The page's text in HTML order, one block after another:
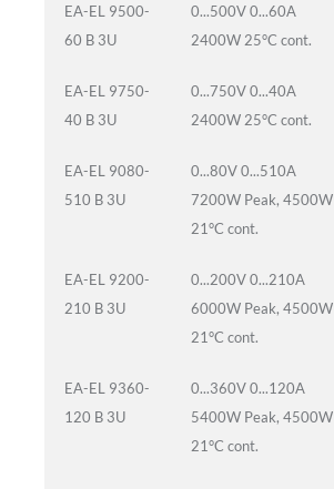
EA-EL 9500-
60 B 3U
0...500V 0...60A
2400W 25°C cont.
EA-EL 9750-
40 B 3U
0...750V 0...40A
2400W 25°C cont.
EA-EL 9080-
510 B 3U
0...80V 0...510A
7200W Peak, 4500W
21°C cont.
EA-EL 9200-
210 B 3U
0...200V 0...210A
6000W Peak, 4500W
21°C cont.
EA-EL 9360-
120 B 3U
0...360V 0...120A
5400W Peak, 4500W
21°C cont.